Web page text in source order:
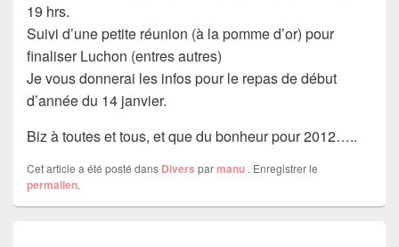
19 hrs.
Suivi d’une petite réunion (à la pomme d’or) pour
finaliser Luchon (entres autres)
Je vous donnerai les infos pour le repas de début
d’année du 14 janvier.
Biz à toutes et tous, et que du bonheur pour 2012…..
Cet article a été posté dans Divers parmanu . Enregistrer le
permalien.